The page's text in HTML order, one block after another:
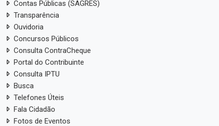
Contas Públicas (SAGRES)
Transparência
Ouvidoria
Concursos Públicos
Consulta ContraCheque
Portal do Contribuinte
Consulta IPTU
Busca
Telefones Úteis
Fala Cidadão
Fotos de Eventos